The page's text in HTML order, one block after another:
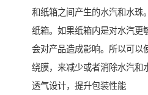
和纸箱之间产生的水汽和水珠
纸箱。如果纸箱内是对水汽更
会对产品造成影响。所以可以
绕膜，来减少或者消除水汽和
透气设计，提升包装性能